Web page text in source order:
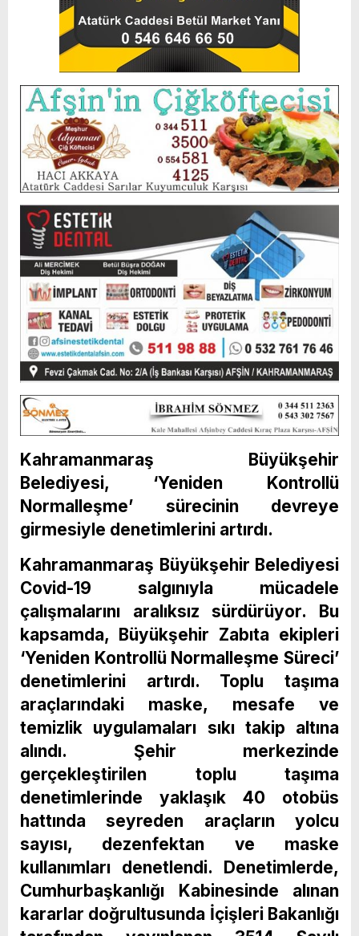
Kahramanmaraş Büyükşehir
Belediyesi, ‘Yeniden Kontrollü
Normalleşme’ sürecinin devreye
girmesiyle denetimlerini artırdı.
Kahramanmaraş Büyükşehir Belediyesi
Covid-19 salgınıyla mücadele
çalışmalarını aralıksız sürdürüyor. Bu
kapsamda, Büyükşehir Zabıta ekipleri
‘Yeniden Kontrollü Normalleşme Süreci’
denetimlerini artırdı. Toplu taşıma
araçlarındaki maske, mesafe ve
temizlik uygulamaları sıkı takip altına
alındı. Şehir merkezinde
gerçekleştirilen toplu taşıma
denetimlerinde yaklaşık 40 otobüs
hattında seyreden araçların yolcu
sayısı, dezenfektan ve maske
kullanımları denetlendi. Denetimlerde,
Cumhurbaşkanlığı Kabinesinde alınan
kararlar doğrultusunda İçişleri Bakanlığı